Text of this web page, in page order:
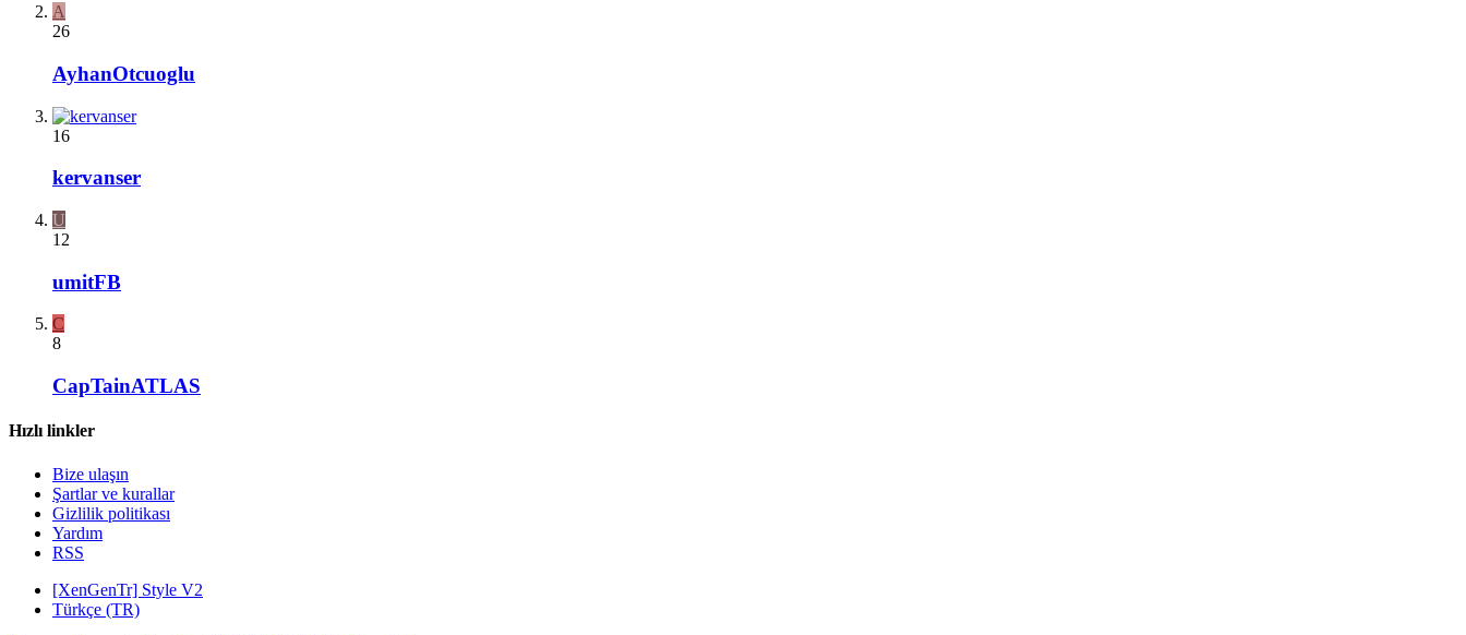
A
26
AyhanOtcuoglu
16
kervanser
U
12
umitFB
C
8
CapTainATLAS
Hızlı linkler
Bize ulaşın
Şartlar ve kurallar
Gizlilik politikası
Yardım
RSS
[XenGenTr] Style V2
Türkçe (TR)